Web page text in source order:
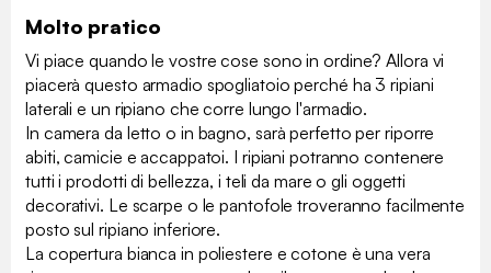
Molto pratico
Vi piace quando le vostre cose sono in ordine? Allora vi
piacerà questo armadio spogliatoio perché ha 3 ripiani
laterali e un ripiano che corre lungo l'armadio.
In camera da letto o in bagno, sarà perfetto per riporre
abiti, camicie e accappatoi. I ripiani potranno contenere
tutti i prodotti di bellezza, i teli da mare o gli oggetti
decorativi. Le scarpe o le pantofole troveranno facilmente
posto sul ripiano inferiore.
La copertura bianca in poliestere e cotone è una vera